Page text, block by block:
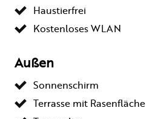
Haustierfrei
Kostenloses WLAN
Außen
Sonnenschirm
Terrasse mit Rasenfläche